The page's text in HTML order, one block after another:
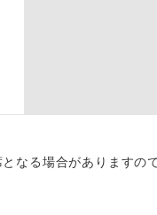
なる場合がありますの
歳未満）1,000円、幼
歳未満）1,000円、幼
歳未満）4,600円
歳未満）4,600円
歳未満）4,600円
型プランです。